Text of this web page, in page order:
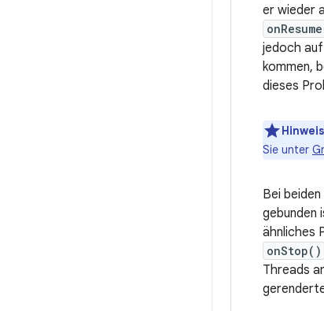
er wieder
jedoch auf
kommen,
dieses
Hinweis
Sie unter
Bei
gebunden
ähnliches
onStop()
Threads